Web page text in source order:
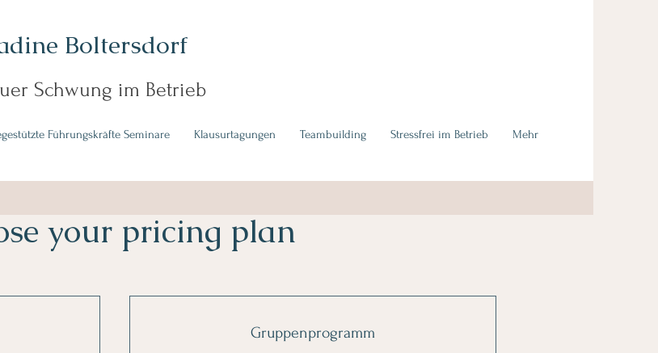
Boltersdorf
Schwung im Betrieb
Führungskräfte Seminare Klausurtagungen Teambuilding Stressfrei im Betrieb Mehr
your pricing plan
Gruppenprogramm